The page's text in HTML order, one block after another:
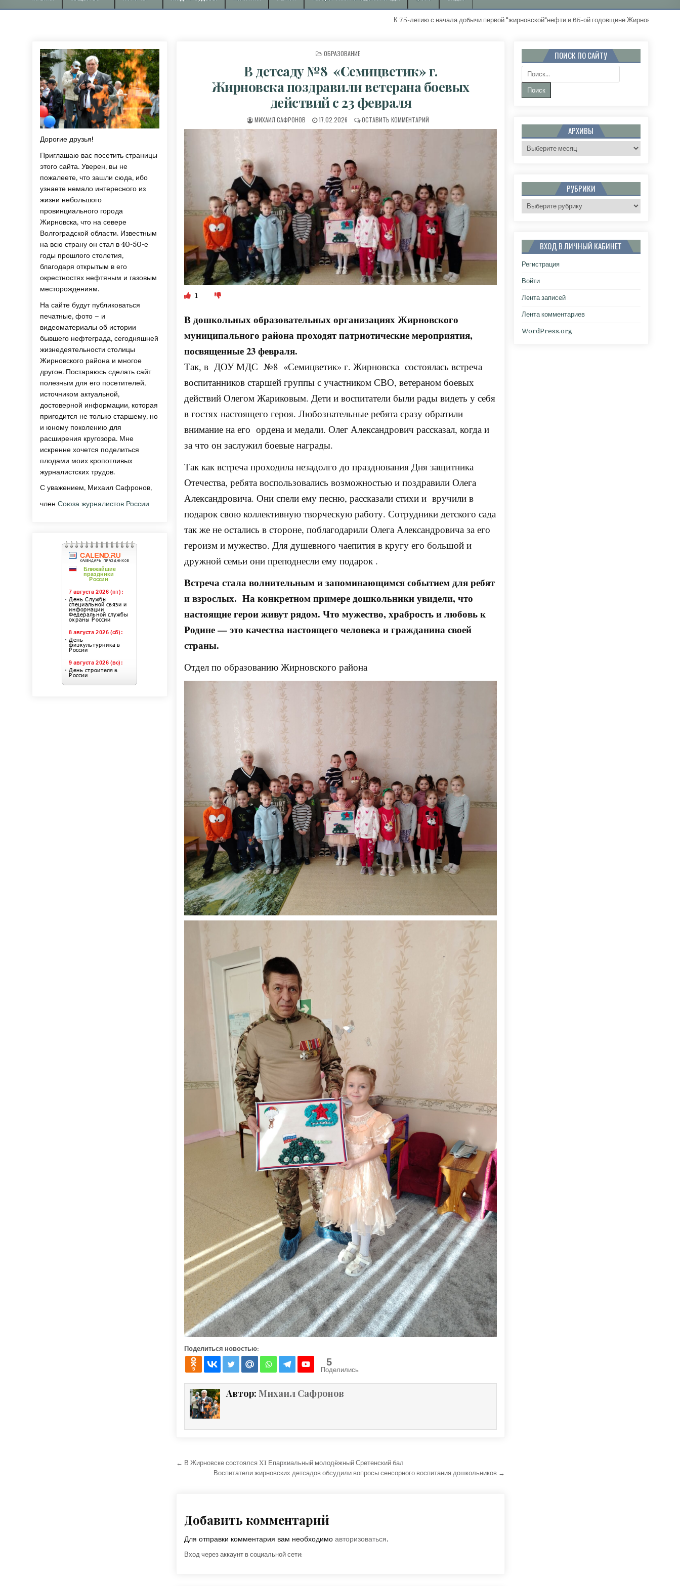
К 75-летию с начала добычи первой "жирновской"нефти и 65-ой годовщине Жирновского
ОПУБЛИКОВАНО В
ОБРАЗОВАНИЕ
В детсаду №8 «Семицветик» г.
Жирновска поздравили ветерана боевых
действий с 23 февраля
АВТОР:
МИХАИЛ САФРОНОВ ДАТА ПУБЛИКАЦИИ:
17.02.2026 ОСТАВИТЬ КОММЕНТАРИЙ
1
В дошкольных образовательных организациях Жирновского
муниципального района проходят патриотические мероприятия,
посвященные 23 февраля.
Так, в ДОУ МДС №8 «Семицветик» г. Жирновска состоялась встреча
воспитанников старшей группы с участником СВО, ветераном боевых
действий Олегом Жариковым. Дети и воспитатели были рады видеть у себя
в гостях настоящего героя. Любознательные ребята сразу обратили
внимание на его ордена и медали. Олег Александрович рассказал, когда и
за что он заслужил боевые награды.
Так как встреча проходила незадолго до празднования Дня защитника
Отечества, ребята воспользовались возможностью и поздравили Олега
Александровича. Они спели ему песню, рассказали стихи и вручили в
подарок свою коллективную творческую работу. Сотрудники детского сада
так же не остались в стороне, поблагодарили Олега Александровича за его
героизм и мужество. Для душевного чаепития в кругу его большой и
дружной семьи они преподнесли ему подарок .
Встреча стала волнительным и запоминающимся событием для ребят
и взрослых. На конкретном примере дошкольники увидели, что
настоящие герои живут рядом. Что мужество, храбрость и любовь к
Родине — это качества настоящего человека и гражданина своей
страны.
Отдел по образованию Жирновского района
Поделиться новостью:
5
5
Поделились
Автор: Михаил Сафронов
Навигация по записям
← В Жирновске состоялся XI Епархиальный молодёжный Сретенский бал
Воспитатели жирновских детсадов обсудили вопросы сенсорного воспитания дошкольников →
Добавить комментарий
Для отправки комментария вам необходимоавторизоваться.
Вход через аккаунт в социальной сети:
Дорогие друзья!
Приглашаю вас посетить страницы
этого сайта. Уверен, вы не
пожалеете, что зашли сюда, ибо
узнаете немало интересного из
жизни небольшого
провинциального города
Жирновска, что на севере
Волгоградской области. Известным
на всю страну он стал в 40-50-е
годы прошлого столетия,
благодаря открытым в его
окрестностях нефтяным и газовым
месторождениям.
На сайте будут публиковаться
печатные, фото – и
видеоматериалы об истории
бывшего нефтеграда, сегодняшней
жизнедеятельности столицы
Жирновского района и многое
другое. Постараюсь сделать сайт
полезным для его посетителей,
источником актуальной,
достоверной информации, которая
пригодится не только старшему, но
и юному поколению для
расширения кругозора. Мне
искренне хочется поделиться
плодами моих кропотливых
журналистских трудов.
С уважением, Михаил Сафронов,
членСоюза журналистов России
ПОИСК ПО САЙТУ
Поиск:
АРХИВЫ
Архивы
РУБРИКИ
Рубрики
ВХОД В ЛИЧНЫЙ КАБИНЕТ
Регистрация
Войти
Лента записей
Лента комментариев
WordPress.org